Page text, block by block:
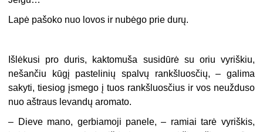
Lapė pašoko nuo lovos ir nubėgo prie durų.
Išlėkusi pro duris, kaktomuša susidūrė su oriu vyriškiu,
nešančiu kūgį pastelinių spalvų rankšluosčių, – galima
sakyti, tiesiog įsmego į tuos rankšluosčius ir vos neužduso
nuo aštraus levandų aromato.
– Dieve mano, gerbiamoji panele, – ramiai tarė vyriškis,